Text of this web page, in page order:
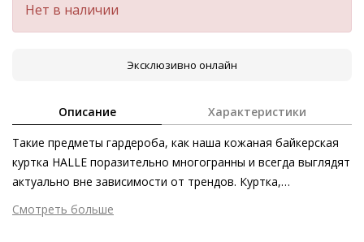
Нет в наличии
Эксклюзивно онлайн
Описание Характеристики
Такие предметы гардероба, как наша кожаная байкерская
куртка HALLE поразительно многогранны и всегда выглядят
актуально вне зависимости от трендов. Куртка,
произведённая в Италии из крайне податливой кожи наппа
первоклассного качества, послужит вдохновением для
Смотреть больше